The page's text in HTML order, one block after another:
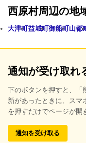
西原村周辺の地
大津町益城町御船町山都
通知が受け取れ
下のボタンを押すと、
新があったときに、スマ
を押すだけでページが開
通知を受け取る